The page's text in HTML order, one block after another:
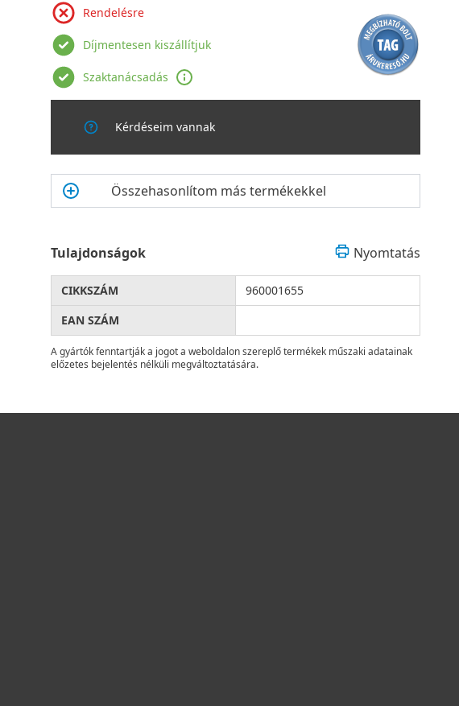
Rendelésre
Díjmentesen kiszállítjuk
Szaktanácsadás
Kérdéseim vannak
Összehasonlítom más termékekkel
Tulajdonságok Nyomtatás
CIKKSZÁM
960001655
EAN SZÁM
A gyártók fenntartják a jogot a weboldalon szereplő termékek műszaki adatainak
előzetes bejelentés nélküli megváltoztatására.